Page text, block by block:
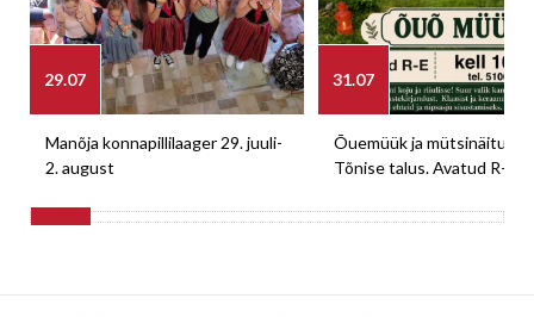
29.07
Manõja konnapillilaager 29. juuli-
2. august
31.07
Õuemüük ja mütsinäitus
Tõnise talus. Avatud R-E